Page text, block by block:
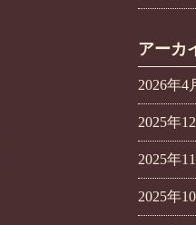
アーカ
2026年4
2025年
2025年
2025年